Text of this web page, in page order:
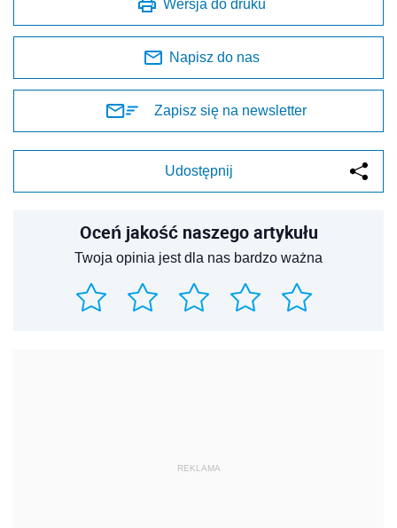
Wersja do druku
Napisz do nas
Zapisz się na newsletter
Udostępnij
Oceń jakość naszego artykułu
Twoja opinia jest dla nas bardzo ważna
REKLAMA